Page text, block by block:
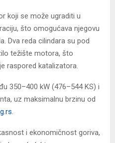
koji se može ugraditi u
što omogućava njegovu
Dva reda cilindara su pod
težište motora, što
raspored katalizatora.
350–400 kW (476–544 KS) i
uz maksimalnu brzinu od
i ekonomičnost goriva,